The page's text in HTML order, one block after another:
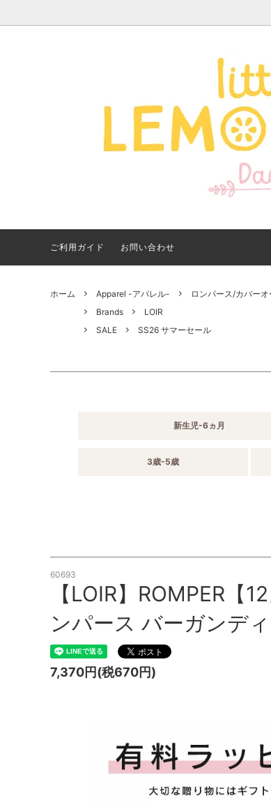
Apparel -アパレル-
サイズで探す
【夏アイテム特集】 2026
年最新！子ども用水着・浮
き輪 アイテム
ご利用ガイド お問い合わせ
ホーム Apparel -アパレル-
ロンパース/カバーオ
Brands
LOIR
SALE
SS26 サマーセール
新生児-6ヵ月
3歳-5歳
60693
【LOIR】ROMPER【
ンパース バーガンデ
7,370円(税670円)